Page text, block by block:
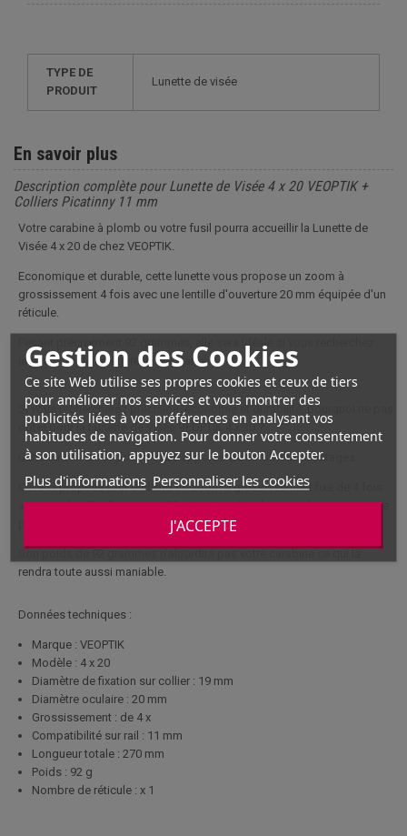
Gestion des Cookies
Ce site Web utilise ses propres cookies et ceux de tiers
pour améliorer nos services et vous montrer des
publicités liées à vos préférences en analysant vos
habitudes de navigation. Pour donner votre consentement
à son utilisation, appuyez sur le bouton Accepter.
Plus d'informations Personnaliser les cookies
J'ACCEPTE
TYPE DE
PRODUIT
Lunette de visée
En savoir plus
Description complète pour Lunette de Visée 4 x 20 VEOPTIK +
Colliers Picatinny 11 mm
Votre carabine à plomb ou votre fusil pourra accueillir la Lunette de
Visée 4 x 20 de chez VEOPTIK.
Economique et durable, cette lunette vous propose un zoom à
grossissement 4 fois avec une lentille d'ouverture 20 mm équipée d'un
réticule.
Pesant précisément 92 grammes, elle sera idéale si vous recherchez
une lunette de tir légère et résistante.
Si vous rechercherez précision, économie et durabilité, pourquoi ne pas
opter pour la Lunette de Visée VEOPTIK 4 x 20 ?
Cette lunette de tir pourra vous apporter de nombreux avantages.
Celle-ci propose tout d'abord un zoom à grossissement fixe de 4 fois
avec une lentille d'ouverture 20 mm et un réticule pour obtenir une visée
rendra toute aussi maniable.
Données techniques :
Marque : VEOPTIK
Modèle : 4 x 20
Diamètre de fixation sur collier : 19 mm
Diamètre oculaire : 20 mm
Grossissement : de 4 x
Compatibilité sur rail : 11 mm
Longueur totale : 270 mm
Poids : 92 g
Nombre de réticule : x 1